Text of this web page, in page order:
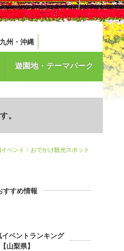
九州・沖縄
遊園地・テーマパーク
。
ベント・おでかけ観光スポット
すすめ情報
イベントランキング
【山梨県】